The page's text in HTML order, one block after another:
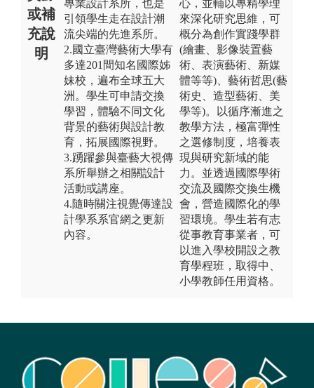
或補
充說
明
專業設計系所，也是
引領學生走在設計潮
流尖端的先進系所。
2.國立臺灣藝術大學有
多達201間知名國際姊
妹校，遍布全球五大
洲。學生可申請交換
學習，體驗不同文化
背景的藝術與設計教
育，拓展國際視野。
3.踴躍參與臺藝大視傳
系所舉辦之相關設計
活動或講座。
4.隨時關注視覺傳達設
計學系系官網之更新
內容。
心，並輔以專精學理
來深化研究思維，可
概分為創作實踐學群
(繪畫、影像裝置藝
術、表演藝術、新媒
體等等)、藝術哲思(藝
術史、造型藝術、美
學等)。以循序漸進之
教學方法，極富彈性
之選修制度，培養表
現與研究新域的能
力。並透過國際學術
交流及國際交換生機
會，營造國際化的學
習環境。學生若有志
從事教育事業者，可
以進入學校開設之教
育學程班，取得中、
小學教師任用資格。